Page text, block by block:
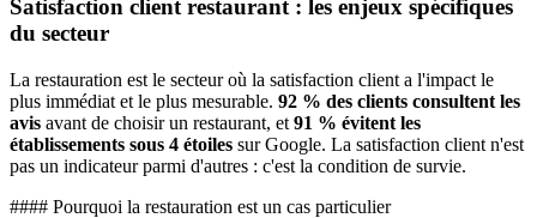
Satisfaction client restaurant : les enjeux spécifiques
du secteur
La restauration est le secteur où la satisfaction client a l'impact le
plus immédiat et le plus mesurable. 92 % des clients consultent les
avis avant de choisir un restaurant, et 91 % évitent les
établissements sous 4 étoiles sur Google. La satisfaction client n'est
pas un indicateur parmi d'autres : c'est la condition de survie.
#### Pourquoi la restauration est un cas particulier